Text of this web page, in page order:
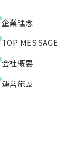
企業理念
TOP MESSAGE
会社概要
運営施設